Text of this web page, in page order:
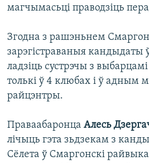
магчымасьці праводзіць
Згодна з рашэньнем
зарэгістраваныя кандыдаты
ладзіць сустрэчы з
толькі ў 4 клюбах і ў адным
райцэнтры.
Праваабаронца Алесь
лічыць гэта зьдзекам з
Сёлета ў Смаргонскі